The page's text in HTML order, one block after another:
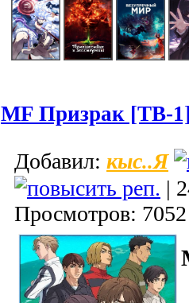
MF Призрак [ТВ-
Добавил: кыс..Я
|
Просмотров: 7052